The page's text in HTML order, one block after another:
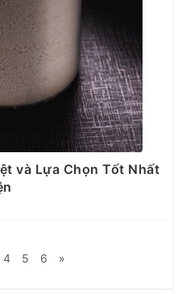
và Lựa Chọn Tốt Nhất
4 5 6 »